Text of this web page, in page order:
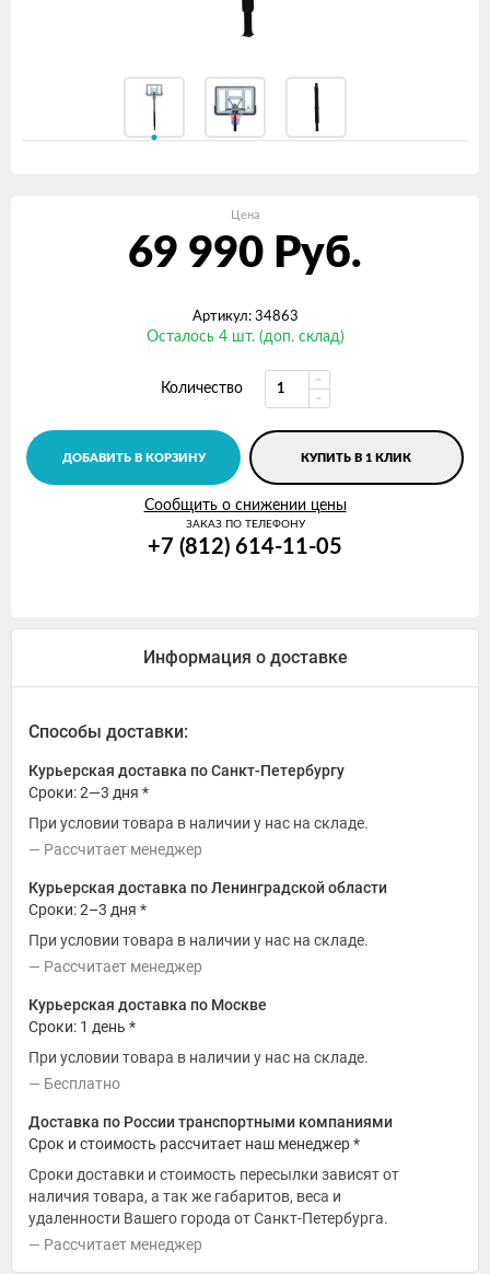
Цена
69 990 Руб.
Артикул: 34863
Осталось 4 шт. (доп. склад)
Количество
ДОБАВИТЬ В КОРЗИНУ КУПИТЬ В 1 КЛИК
Сообщить о снижении цены
ЗАКАЗ ПО ТЕЛЕФОНУ
+7 (812) 614-11-05
Информация о доставке
Способы доставки:
Курьерская доставка по Санкт-Петербургу
Сроки: 2—3 дня *
При условии товара в наличии у нас на складе.
Рассчитает менеджер
Курьерская доставка по Ленинградской области
Сроки: 2–3 дня *
При условии товара в наличии у нас на складе.
Рассчитает менеджер
Курьерская доставка по Москве
Сроки: 1 день *
При условии товара в наличии у нас на складе.
Бесплатно
Доставка по России транспортными компаниями
Срок и стоимость рассчитает наш менеджер *
Сроки доставки и стоимость пересылки зависят от
наличия товара, а так же габаритов, веса и
удаленности Вашего города от Санкт-Петербурга.
Рассчитает менеджер